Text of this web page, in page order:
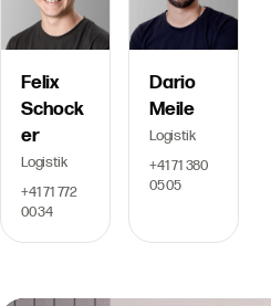
Felix
Schock
er
Logistik
+41 71 772
00 34
Dario
Meile
Logistik
+41 71 380
05 05